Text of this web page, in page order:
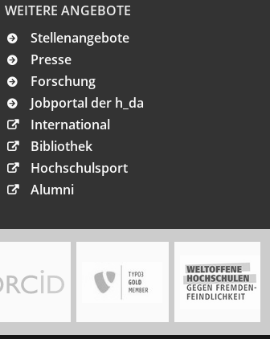
WEITERE ANGEBOTE
Stellenangebote
Presse
Forschung
Jobportal der h_da
International
Bibliothek
Hochschulsport
Alumni